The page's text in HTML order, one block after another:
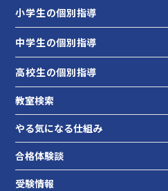
小学生の個別指導
中学生の個別指導
高校生の個別指導
教室検索
やる気になる仕組み
合格体験談
受験情報